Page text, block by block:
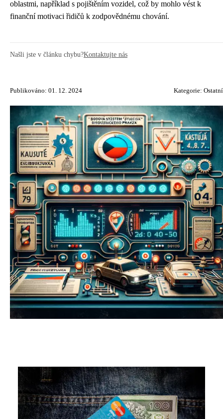
oblastmi, například s pojištěním vozidel, což by mohlo vést k
finanční motivaci řidičů k zodpovědnému chování.
Našli jste v článku chybu?Kontaktujte nás
Publikováno: 01. 12. 2024 Kategorie: Ostatní